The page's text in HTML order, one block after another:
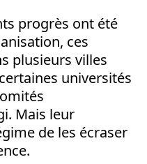
progrès ont été
ces
plusieurs villes
universités
Mais leur
de les écraser